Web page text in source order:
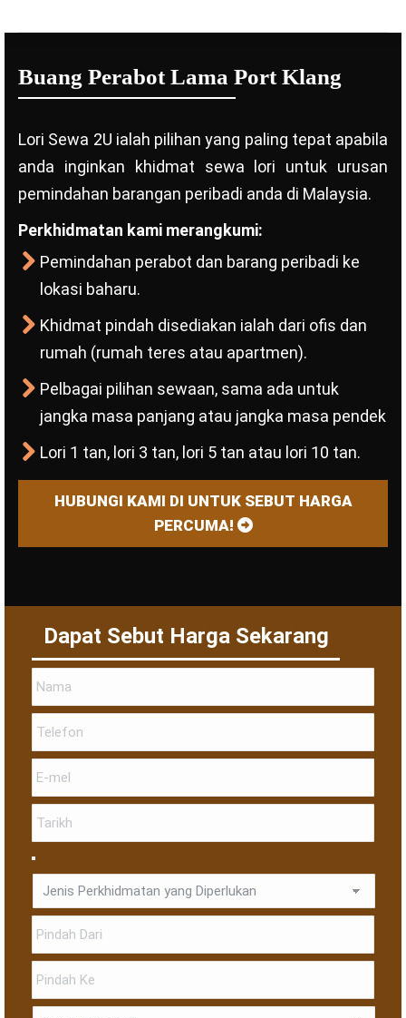
Buang Perabot Lama Port Klang
Lori Sewa 2U ialah pilihan yang paling tepat apabila
anda inginkan khidmat sewa lori untuk urusan
pemindahan barangan peribadi anda di Malaysia.
Perkhidmatan kami merangkumi:
Pemindahan perabot dan barang peribadi ke
lokasi baharu.
Khidmat pindah disediakan ialah dari ofis dan
rumah (rumah teres atau apartmen).
Pelbagai pilihan sewaan, sama ada untuk
jangka masa panjang atau jangka masa pendek
Lori 1 tan, lori 3 tan, lori 5 tan atau lori 10 tan.
HUBUNGI KAMI DI UNTUK SEBUT HARGA
PERCUMA!
Dapat Sebut Harga Sekarang